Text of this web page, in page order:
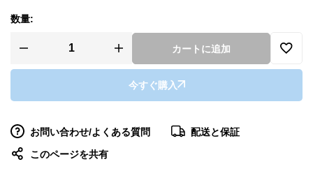
数量:
カートに追加
今すぐ購入
お問い合わせ/よくある質問
配送と保証
このページを共有